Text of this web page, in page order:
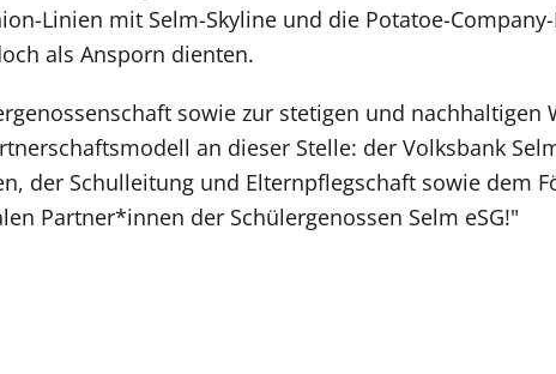
Linien mit Selm-Skyline und die Potatoe-
als Ansporn dienten.
sowie zur stetigen und nachhaltigen
an dieser Stelle: der Volksbank
der Schulleitung und Elternpflegschaft sowie dem
Partner*innen der Schülergenossen Selm eSG!"